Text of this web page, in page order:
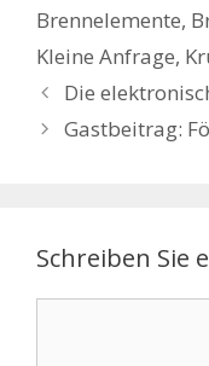
Brennelemente,
Kleine Anfrage,
Die
Gastbeitrag:
Schreiben Sie